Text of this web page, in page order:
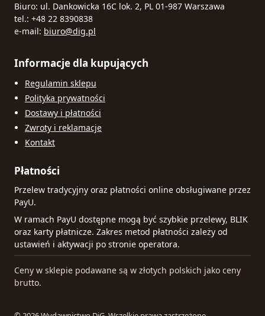
Biuro: ul. Dankowicka 16C lok. 2, PL 01-987 Warszawa
tel.: +48 22 8390838
e-mail: biuro@dig.pl
Informacje dla kupujących
Regulamin sklepu
Polityka prywatności
Dostawy i płatności
Zwroty i reklamacje
Kontakt
Płatności
Przelew tradycyjny oraz płatności online obsługiwane przez
PayU.
W ramach PayU dostępne mogą być szybkie przelewy, BLIK
oraz karty płatnicze. Zakres metod płatności zależy od
ustawień i aktywacji po stronie operatora.
Ceny w sklepie podawane są w złotych polskich jako ceny
brutto.